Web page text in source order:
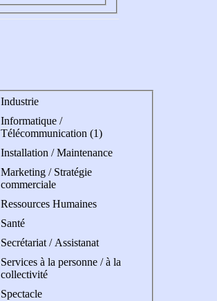
Industrie
Informatique /
Télécommunication (1)
Installation / Maintenance
Marketing / Stratégie
commerciale
Ressources Humaines
Santé
Secrétariat / Assistanat
Services à la personne / à la
collectivité
Spectacle